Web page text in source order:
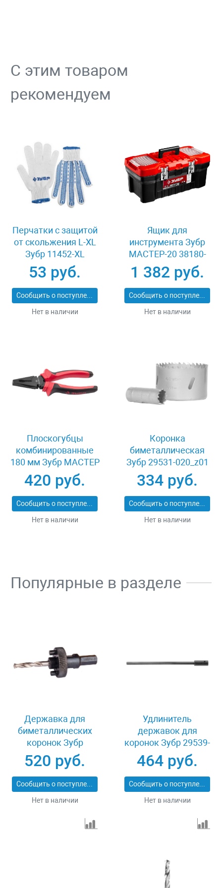
С этим товаром
рекомендуем
Перчатки с защитой
от скольжения L-XL
Зубр 11452-XL
53 руб.
Сообщить о поступлении
Нет в наличии
Ящик для
инструмента Зубр
МАСТЕР-20 38180-
20_z02
1 382 руб.
Сообщить о поступлении
Нет в наличии
Плоскогубцы
комбинированные
180 мм Зубр МАСТЕР
22015-1-18_z01
420 руб.
Сообщить о поступлении
Нет в наличии
Коронка
биметаллическая
Зубр 29531-020_z01
334 руб.
Сообщить о поступлении
Нет в наличии
Популярные в разделе
Державка для
биметаллических
коронок Зубр
29534_z01
520 руб.
Сообщить о поступлении
Нет в наличии
Удлинитель
державок для
коронок Зубр 29539-
300
464 руб.
Сообщить о поступлении
Нет в наличии